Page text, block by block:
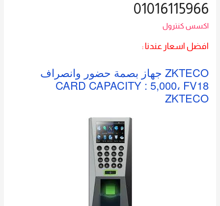
01016115966
اكسس كنترول
افضل اسعار عندنا :
ZKTECO جهاز بصمة حضور وانصراف
CARD CAPACITY : 5,000، FV18
ZKTECO